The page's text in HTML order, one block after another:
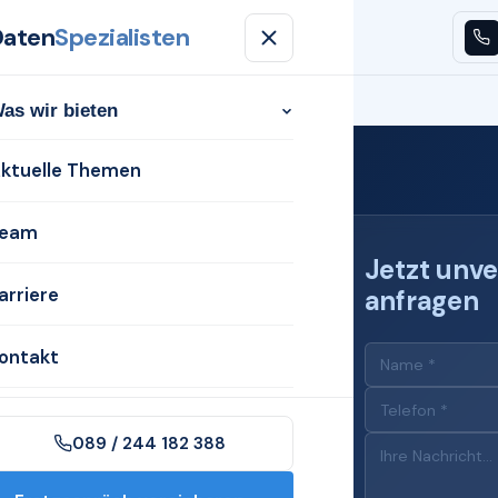
Aktuelle ThemenTeam Karriere
Spezialisten
wir bieten
Themen
089 / 244 182 388
mit dem
Jetzt
anfragen